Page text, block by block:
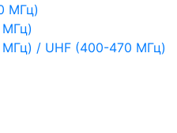
МГц)
МГц)
МГц) / UHF (400-470 МГц)